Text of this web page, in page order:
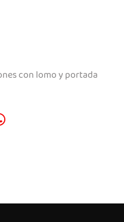
con lomo y portada